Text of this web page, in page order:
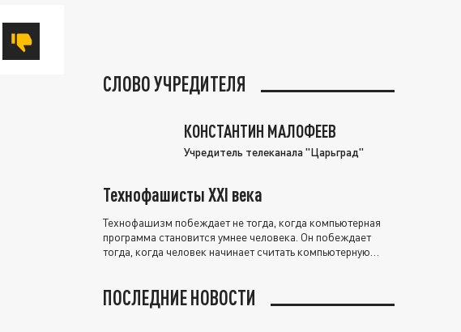
СЛОВО УЧРЕДИТЕЛЯ
КОНСТАНТИН МАЛОФЕЕВ
Учредитель телеканала "Царьград"
Технофашисты XXI века
Технофашизм побеждает не тогда, когда компьютерная
программа становится умнее человека. Он побеждает
тогда, когда человек начинает считать компьютерную
ПОСЛЕДНИЕ НОВОСТИ